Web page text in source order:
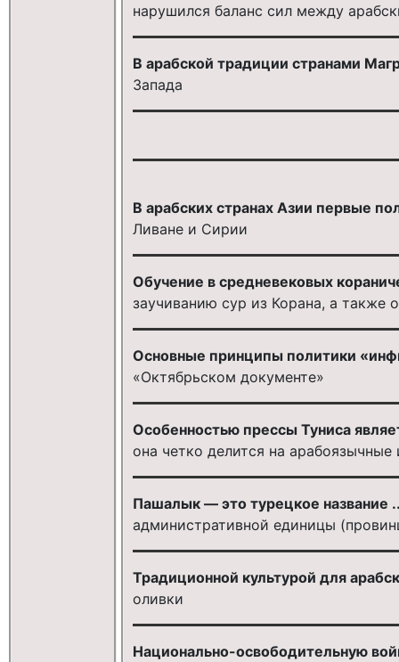
нарушился баланс сил между
В арабской традиции странами
Запада
В арабских странах Азии первые
Ливане и Сирии
Обучение в средневековых
заучиванию сур из Корана, а также
Основные принципы политики
«Октябрьском документе»
Особенностью прессы Туниса
она четко делится на
Пашалык — это турецкое название
административной единицы
Традиционной культурой для
оливки
Национально-освободительную